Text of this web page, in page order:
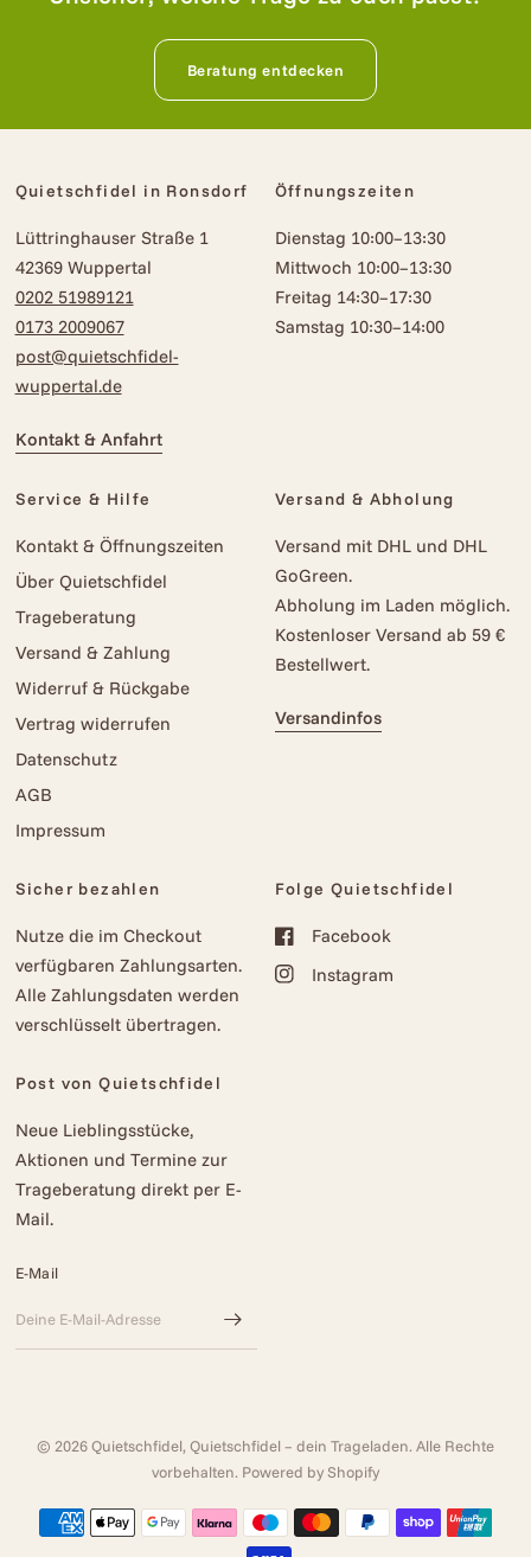
Beratung entdecken
Quietschfidel in Ronsdorf
Lüttringhauser Straße 1
42369 Wuppertal
0202 51989121
0173 2009067
post@quietschfidel-
wuppertal.de
Kontakt & Anfahrt
Öffnungszeiten
Dienstag 10:00–13:30
Mittwoch 10:00–13:30
Freitag 14:30–17:30
Samstag 10:30–14:00
Service & Hilfe
Kontakt & Öffnungszeiten
Über Quietschfidel
Trageberatung
Versand & Zahlung
Widerruf & Rückgabe
Vertrag widerrufen
Datenschutz
AGB
Impressum
Versand & Abholung
Versand mit DHL und DHL
GoGreen.
Abholung im Laden möglich.
Kostenloser Versand ab 59 €
Bestellwert.
Versandinfos
Sicher bezahlen
Nutze die im Checkout
verfügbaren Zahlungsarten.
Alle Zahlungsdaten werden
verschlüsselt übertragen.
Folge Quietschfidel
Facebook
Instagram
Post von Quietschfidel
Neue Lieblingsstücke,
Aktionen und Termine zur
Trageberatung direkt per E-
Mail.
E-Mail
© 2026 Quietschfidel, Quietschfidel – dein Trageladen. Alle Rechte
vorbehalten. Powered by Shopify